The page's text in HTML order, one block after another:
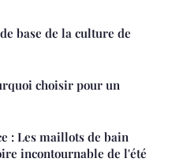
base de la culture de
choisir pour un
: Les maillots de bain
incontournable de l'été